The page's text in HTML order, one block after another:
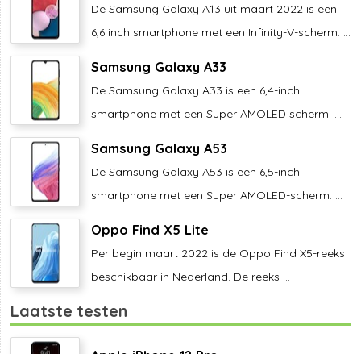
De Samsung Galaxy A13 uit maart 2022 is een
6,6 inch smartphone met een Infinity-V-scherm. ...
Samsung Galaxy A33
De Samsung Galaxy A33 is een 6,4-inch
smartphone met een Super AMOLED scherm. ...
Samsung Galaxy A53
De Samsung Galaxy A53 is een 6,5-inch
smartphone met een Super AMOLED-scherm. ...
Oppo Find X5 Lite
Per begin maart 2022 is de Oppo Find X5-reeks
beschikbaar in Nederland. De reeks ...
Laatste testen